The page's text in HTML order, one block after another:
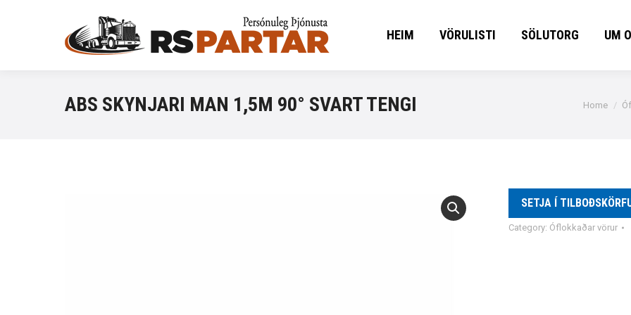
HEIM VÖRULISTI SÖLUTORG UM
ABS SKYNJARI MAN 1,5M 90° SVART TENGI You are
Home
SETJA Í
Category: Óflokkaðar vörur